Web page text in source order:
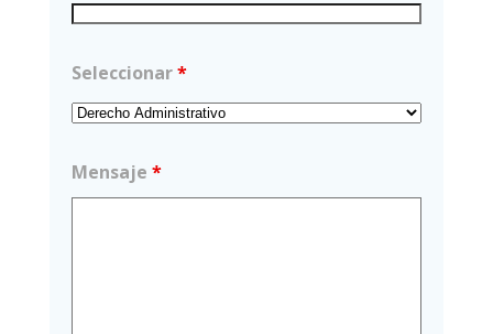
Seleccionar*
Mensaje *